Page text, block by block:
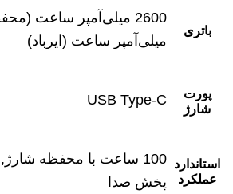
باتری
میلی‌آمپر ساعت (ایرباد)
پورت
شارژ
USB Type-C
استاندارد
عملکرد
پخش صدا